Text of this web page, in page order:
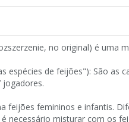
no original) é uma
de feijões"): São as
feijões femininos e infantis.
necessário misturar com os